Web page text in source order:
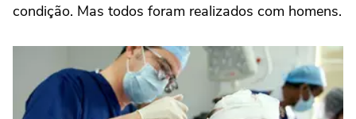
condição. Mas todos foram realizados com homens.